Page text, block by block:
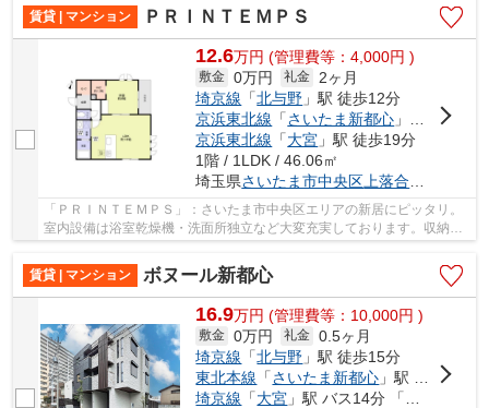
賃貸 | マンション
ＰＲＩＮＴＥＭＰＳ
12.6万円 (管理費等：4,000円 )
敷金 0万円 礼金
2ヶ月
埼京線 「北与野 」駅 徒歩12分
京浜東北線 「さいたま新都心 」駅 徒歩17分
京浜東北線 「大宮 」駅 徒歩19分
1階 / 1LDK / 46.06㎡
埼玉県さいたま市中央区 上落合
「ＰＲＩＮＴＥＭＰＳ」：さいたま市中央区エリアの新居にピッタリ。
室内設備は浴室乾燥機・洗面所独立など大変充実しております。収納は
ウォークインクロゼット・シューズWICなど豊富...
賃貸 | マンション
ボヌール新都心
16.9万円 (管理費等：10,000円 )
敷金 0万円 礼金 0.5ヶ月
埼京線 「北与野 」駅 徒歩15分
東北本線 「さいたま新都心 」駅 徒歩22分
埼京線 「大宮 」駅 バス14分 「氷川神社前」 停歩3分